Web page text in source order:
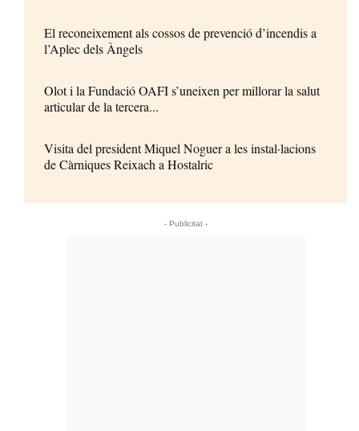
El reconeixement als cossos de prevenció d’incendis a
l’Aplec dels Àngels
Olot i la Fundació OAFI s’uneixen per millorar la salut
articular de la tercera...
Visita del president Miquel Noguer a les instal·lacions
de Càrniques Reixach a Hostalric
- Publicitat -